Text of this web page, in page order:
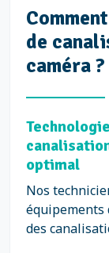
de
caméra ?
optimal
Nos
des